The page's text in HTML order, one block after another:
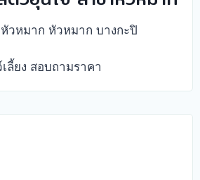
วหมาก หัวหมาก บางกะปิ
ลี้ยง สอบถามราคา